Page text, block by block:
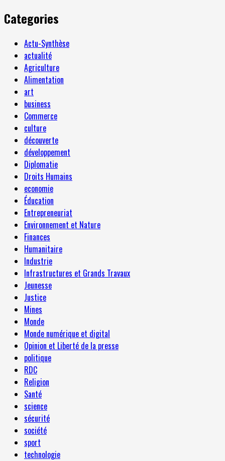
Categories
Actu-Synthèse
actualité
Agriculture
Alimentation
art
business
Commerce
culture
découverte
développement
Diplomatie
Droits Humains
economie
Éducation
Entrepreneuriat
Environnement et Nature
Finances
Humanitaire
Industrie
Infrastructures et Grands Travaux
Jeunesse
Justice
Mines
Monde
Monde numérique et digital
Opinion et Liberté de la presse
politique
RDC
Religion
Santé
science
sécurité
société
sport
technologie